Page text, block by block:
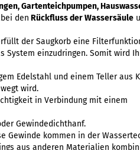
Gartenteichpumpen,
den Rückfluss der Wassersäule
der Saugkorb eine
System einzudringen. Somit wird
Edelstahl und einem Teller aus
wird.
in Verbindung mit einem
Gewindedichthanf.
Gewinde kommen in der
aus anderen Materialien